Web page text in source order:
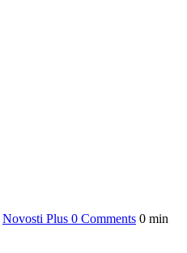
Novosti Plus 0 Comments 0 min